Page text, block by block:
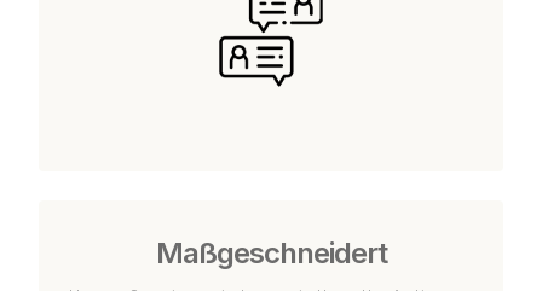
Maßgeschneidert